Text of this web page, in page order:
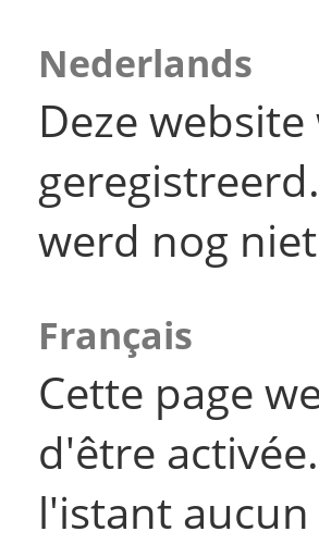
Nederlands
Deze
werd nog
Français
Cette page
d'être
l'istant